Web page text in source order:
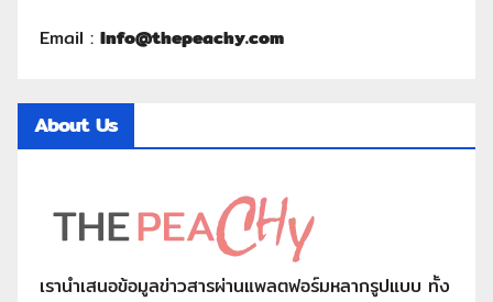
Email : Info@thepeachy.com
About Us
เรานำเสนอข้อมูลข่าวสารผ่านแพลตฟอร์มหลากรูปแบบ ทั้ง